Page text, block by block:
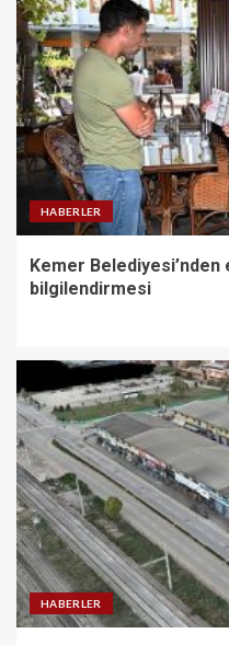
HABERLER
Kemer Belediyesi’nden
bilgilendirmesi
HABERLER